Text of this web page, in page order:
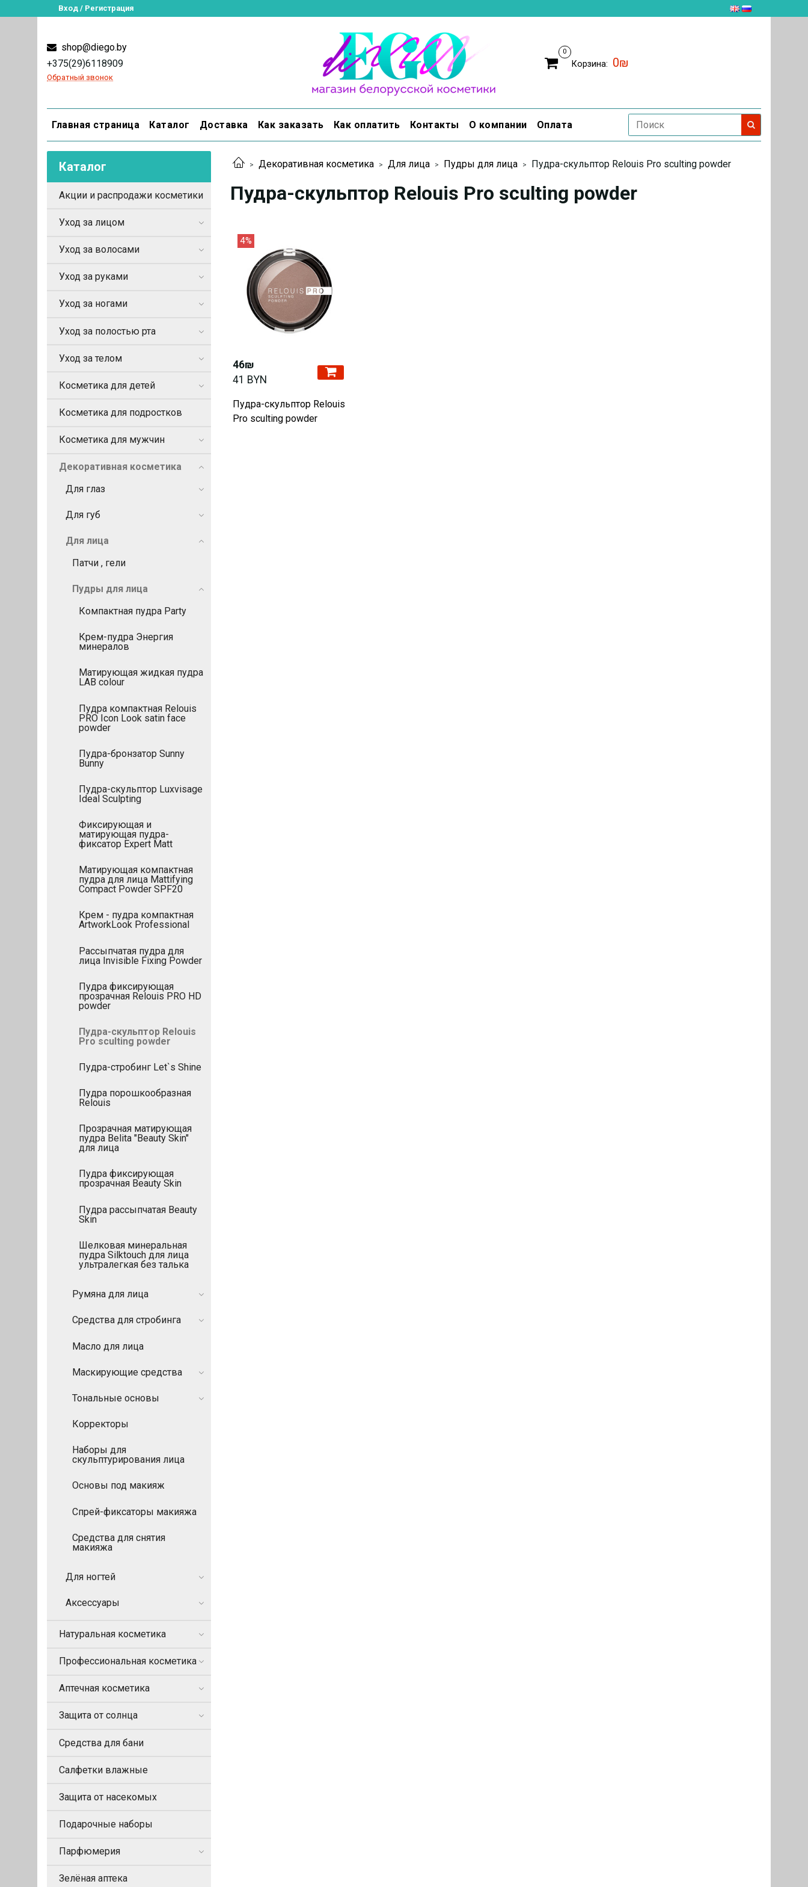
Вход / Регистрация
shop@diego.by
+375(29)6118909
Обратный звонок
0
Корзина: 0₪
Главная страница Каталог Доставка Как заказать Как оплатить Контакты О компании Оплата
Декоративная косметика Для лица Пудры для лица Пудра-скульптор Relouis Pro sculting powder
Пудра-скульптор Relouis Pro sculting powder
4%
46₪
41 BYN
Пудра-скульптор Relouis
Pro sculting powder
Каталог
Акции и распродажи косметики
Уход за лицом
Уход за волосами
Уход за руками
Уход за ногами
Уход за полостью рта
Уход за телом
Косметика для детей
Косметика для подростков
Косметика для мужчин
Декоративная косметика
Для глаз
Для губ
Для лица
Патчи , гели
Пудры для лица
Компактная пудра Party
Крем-пудра Энергия
минералов
Матирующая жидкая пудра
LAB colour
Пудра компактная Relouis
PRO Icon Look satin face
powder
Пудра-бронзатор Sunny
Bunny
Пудра-скульптор Luxvisage
Ideal Sculpting
Фиксирующая и
матирующая пудра-
фиксатор Expert Matt
Матирующая компактная
пудра для лица Mattifying
Compact Powder SPF20
Крем - пудра компактная
ArtworkLook Professional
Рассыпчатая пудра для
лица Invisible Fixing Powder
Пудра фиксирующая
прозрачная Relouis PRO HD
powder
Пудра-скульптор Relouis
Pro sculting powder
Пудра-стробинг Let`s Shine
Пудра порошкообразная
Relouis
Прозрачная матирующая
пудра Belita "Beauty Skin"
для лица
Пудра фиксирующая
прозрачная Beauty Skin
Пудра рассыпчатая Beauty
Skin
Шелковая минеральная
пудра Silktouch для лица
ультралегкая без талька
Румяна для лица
Средства для стробинга
Масло для лица
Маскирующие средства
Тональные основы
Корректоры
Наборы для
скульптурирования лица
Основы под макияж
Спрей-фиксаторы макияжа
Средства для снятия
макияжа
Для ногтей
Аксессуары
Натуральная косметика
Профессиональная косметика
Аптечная косметика
Защита от солнца
Средства для бани
Салфетки влажные
Защита от насекомых
Подарочные наборы
Парфюмерия
Зелёная аптека